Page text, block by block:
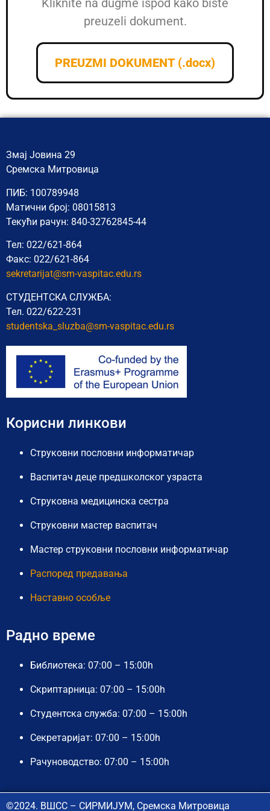
Kliknite na dugme ispod kako biste
preuzeli dokument.
PREUZMI DOKUMENT (.docx)
Змај Јовина 29
Сремска Митровица
ПИБ: 100789948
Матични број: 08015813
Текући рачун: 840-32762845-44
Тел: 022/621-864
Факс: 022/621-864
sekretarijat@sm-vaspitac.edu.rs
СТУДЕНТСКА СЛУЖБА:
Тел. 022/622-231
studentska_sluzba@sm-vaspitac.edu.rs
Корисни линкови
Струковни пословни информатичар
Васпитач деце предшколског узраста
Струковна медицинска сестра
Струковни мастер васпитач
Мастер струковни пословни информатичар
Распоред предавања
Наставно особље
Радно време
Библиотека: 07:00 – 15:00h
Скриптарница: 07:00 – 15:00h
Студентска служба: 07:00 – 15:00h
Секретаријат: 07:00 – 15:00h
Рачуноводство: 07:00 – 15:00h
©2024. ВШСС – СИРМИЈУМ, Сремска Митровица